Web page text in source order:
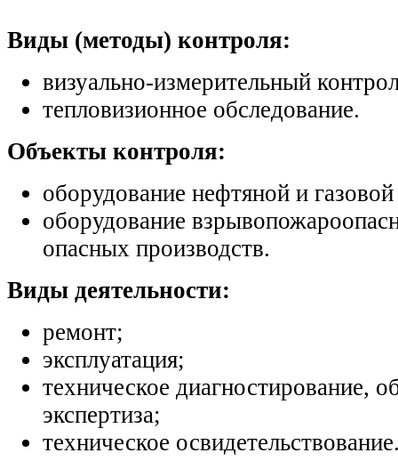
Виды (методы) контроля:
визуально-измерительный
тепловизионное обследование.
Объекты контроля:
оборудование нефтяной и
оборудование
опасных производств.
Виды деятельности:
ремонт;
эксплуатация;
техническое диагностирование,
экспертиза;
техническое